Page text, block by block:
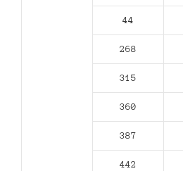
44
268
315
360
387
442